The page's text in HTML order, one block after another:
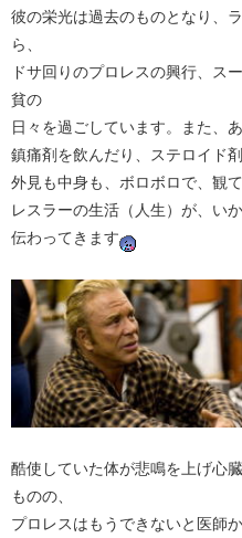
彼の栄光は過去のものとなり、
ら、
ドサ回りのプロレスの興行、ス
貧の
日々を過ごしています。また、
鎮痛剤を飲んだり、ステロイド
外見も中身も、ボロボロで、観
レスラーの生活（人生）が、い
伝わってきます
酷使していた体が悲鳴を上げ心
ものの、
プロレスはもうできないと医師